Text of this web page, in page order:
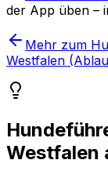
der App üben –
Mehr zum
Westfalen
Westfalen